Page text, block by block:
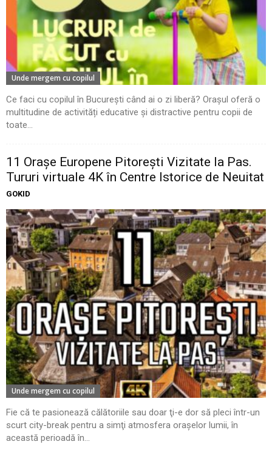
Unde mergem cu copilul
Ce faci cu copilul în București când ai o zi liberă? Orașul oferă o
multitudine de activități educative și distractive pentru copii de
toate...
11 Oraşe Europene Pitoreşti Vizitate la Pas.
Tururi virtuale 4K în Centre Istorice de Neuitat
GOKID
Unde mergem cu copilul
Fie că te pasionează călătoriile sau doar ţi-e dor să pleci într-un
scurt city-break pentru a simţi atmosfera oraşelor lumii, în
această perioadă în...